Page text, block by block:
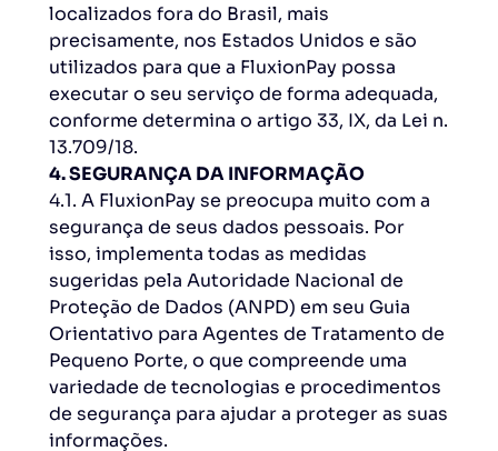
localizados fora do Brasil, mais
precisamente, nos Estados Unidos e são
utilizados para que a FluxionPay possa
executar o seu serviço de forma adequada,
conforme determina o artigo 33, IX, da Lei n.
13.709/18.
4. SEGURANÇA DA INFORMAÇÃO
4.1. A FluxionPay se preocupa muito com a
segurança de seus dados pessoais. Por
isso, implementa todas as medidas
sugeridas pela Autoridade Nacional de
Proteção de Dados (ANPD) em seu Guia
Orientativo para Agentes de Tratamento de
Pequeno Porte, o que compreende uma
variedade de tecnologias e procedimentos
de segurança para ajudar a proteger as suas
informações.